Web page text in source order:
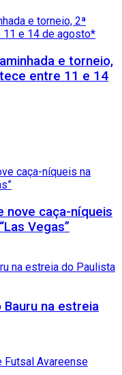
e torneio,
entre 11 e 14
nove caça-níqueis
Vegas”
na estreia